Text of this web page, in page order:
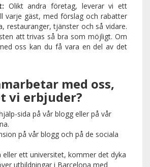
Olikt andra företag, leverar vi ett
varje gäst, med förslag och rabatter
restauranger, tjänster och så vidare.
att trivas så bra som möjligt. Om
oss kan du få vara en del av det
med oss,
vi erbjuder?
sida på vår blogg eller på vår
på vår blogg och på de sociala
eller ett universitet, kommer det dyka
utbildningar i Barcelona med